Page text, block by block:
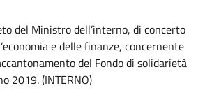
del Ministro dell’interno, di concerto
e delle finanze, concernente
del Fondo di solidarietà
2019. (INTERNO)